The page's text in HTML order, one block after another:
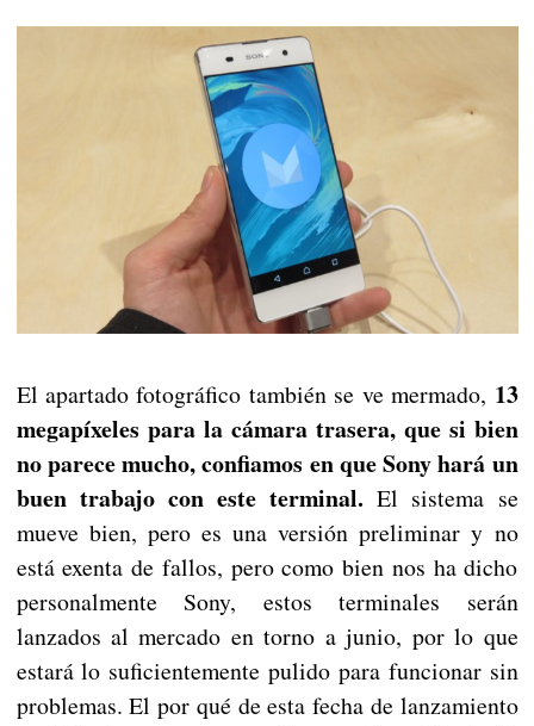
El apartado fotográfico también se ve mermado, 13
megapíxeles para la cámara trasera, que si bien
no parece mucho, confiamos en que Sony hará un
buen trabajo con este terminal. El sistema se
mueve bien, pero es una versión preliminar y no
está exenta de fallos, pero como bien nos ha dicho
personalmente Sony, estos terminales serán
lanzados al mercado en torno a junio, por lo que
estará lo suficientemente pulido para funcionar sin
problemas. El por qué de esta fecha de lanzamiento